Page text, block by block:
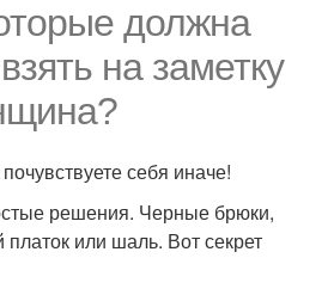
должна
на заметку
себя иначе!
решения. Черные брюки,
или шаль. Вот секрет